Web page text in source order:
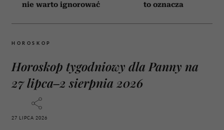
nie warto ignorować
to oznacza
HOROSKOP
Horoskop tygodniowy dla Panny na
27 lipca–2 sierpnia 2026
27 LIPCA 2026